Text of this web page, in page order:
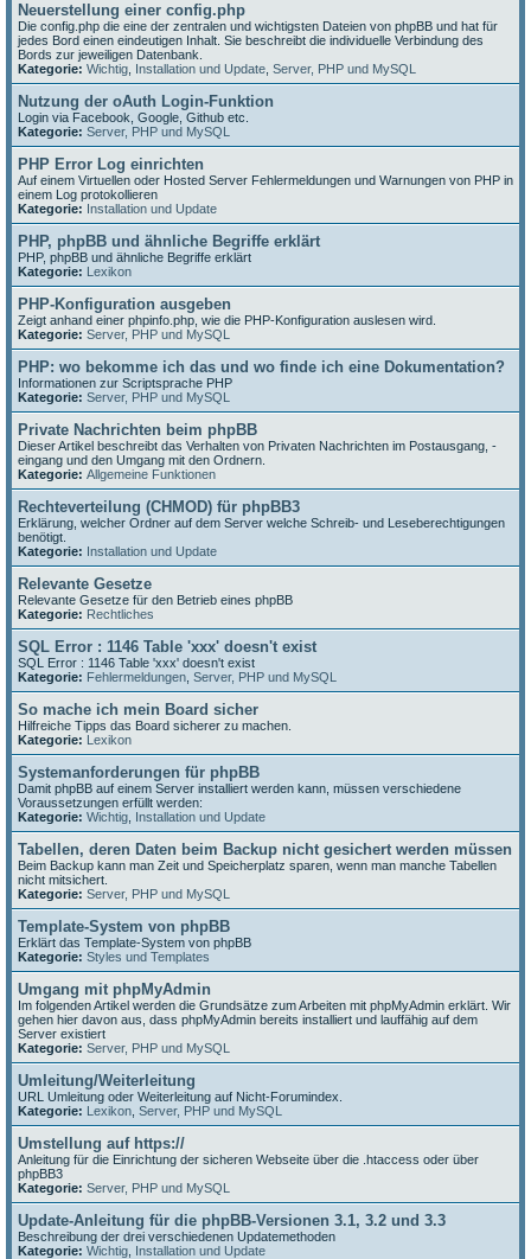
Neuerstellung einer config.php
Die config.php die eine der zentralen und wichtigsten Dateien von phpBB und hat für
jedes Bord einen eindeutigen Inhalt. Sie beschreibt die individuelle Verbindung des
Bords zur jeweiligen Datenbank.
Kategorie: Wichtig Installation und Update Server, PHP und MySQL
Nutzung der oAuth Login-Funktion
Login via Facebook, Google, Github etc.
Kategorie: Server, PHP und MySQL
PHP Error Log einrichten
Auf einem Virtuellen oder Hosted Server Fehlermeldungen und Warnungen von PHP in
einem Log protokollieren
Kategorie: Installation und Update
PHP, phpBB und ähnliche Begriffe erklärt
PHP, phpBB und ähnliche Begriffe erklärt
Kategorie: Lexikon
PHP-Konfiguration ausgeben
Zeigt anhand einer phpinfo.php, wie die PHP-Konfiguration auslesen wird.
Kategorie: Server, PHP und MySQL
PHP: wo bekomme ich das und wo finde ich eine Dokumentation?
Informationen zur Scriptsprache PHP
Kategorie: Server, PHP und MySQL
Private Nachrichten beim phpBB
Dieser Artikel beschreibt das Verhalten von Privaten Nachrichten im Postausgang, -
eingang und den Umgang mit den Ordnern.
Kategorie: Allgemeine Funktionen
Rechteverteilung (CHMOD) für phpBB3
Erklärung, welcher Ordner auf dem Server welche Schreib- und Leseberechtigungen
benötigt.
Kategorie: Installation und Update
Relevante Gesetze
Relevante Gesetze für den Betrieb eines phpBB
Kategorie: Rechtliches
SQL Error : 1146 Table 'xxx' doesn't exist
SQL Error : 1146 Table 'xxx' doesn't exist
Kategorie: Fehlermeldungen Server, PHP und MySQL
So mache ich mein Board sicher
Hilfreiche Tipps das Board sicherer zu machen.
Kategorie: Lexikon
Systemanforderungen für phpBB
Damit phpBB auf einem Server installiert werden kann, müssen verschiedene
Voraussetzungen erfüllt werden:
Kategorie: Wichtig Installation und Update
Tabellen, deren Daten beim Backup nicht gesichert werden müssen
Beim Backup kann man Zeit und Speicherplatz sparen, wenn man manche Tabellen
nicht mitsichert.
Kategorie: Server, PHP und MySQL
Template-System von phpBB
Erklärt das Template-System von phpBB
Kategorie: Styles und Templates
Umgang mit phpMyAdmin
Im folgenden Artikel werden die Grundsätze zum Arbeiten mit phpMyAdmin erklärt. Wir
gehen hier davon aus, dass phpMyAdmin bereits installiert und lauffähig auf dem
Server existiert
Kategorie: Server, PHP und MySQL
Umleitung/Weiterleitung
URL Umleitung oder Weiterleitung auf Nicht-Forumindex.
Kategorie: Lexikon Server, PHP und MySQL
Umstellung auf https://
Anleitung für die Einrichtung der sicheren Webseite über die .htaccess oder über
phpBB3
Kategorie: Server, PHP und MySQL
Update-Anleitung für die phpBB-Versionen 3.1, 3.2 und 3.3
Beschreibung der drei verschiedenen Updatemethoden
Kategorie: Wichtig Installation und Update